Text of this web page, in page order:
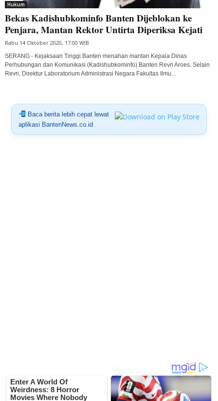
Hukum
Bekas Kadishubkominfo Banten Dijeblokan ke
Penjara, Mantan Rektor Untirta Diperiksa Kejati
Rabu 14 Oktober 2020, 17:00 WIB
SERANG - Kejaksaan Tinggi Banten menahan mantan Kepala Dinas
Perhubungan dan Komunikasi (Kadishubkominfo) Banten Revri Aroes. Selain
Revri, Direktur Laboratorium Administrasi Negara Fakultas Ilmu...
Baca berita lebih cepat lewat
aplikasi BantenNews.co.id